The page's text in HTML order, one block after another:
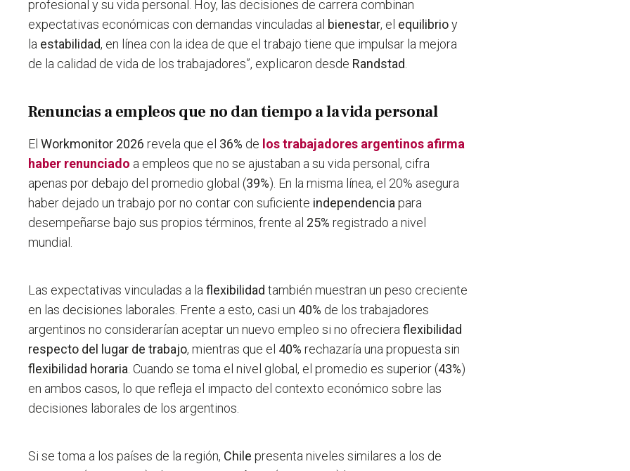
profesional y su vida personal. Hoy, las decisiones de carrera combinan
expectativas económicas con demandas vinculadas al bienestar, el equilibrioy
la estabilidad, en línea con la idea de que el trabajo tiene que impulsar la mejora
de la calidad de vida de los trabajadores”, explicaron desde Randstad.
Renuncias a empleos que no dan tiempo a la vida personal
ElWorkmonitor 2026 revela que el 36% de los trabajadores argentinos afirma
haber renunciado a empleos que no se ajustaban a su vida personal, cifra
apenas por debajo del promedio global (39%). En la misma línea, el 20% asegura
haber dejado un trabajo por no contar con suficiente independenciapara
desempeñarse bajo sus propios términos, frente al 25% registrado a nivel
mundial.
Las expectativas vinculadas a laflexibilidad también muestran un peso creciente
en las decisiones laborales. Frente a esto, casi un 40% de los trabajadores
argentinos no considerarían aceptar un nuevo empleo si no ofrecieraflexibilidad
respecto del lugar de trabajo, mientras que el 40% rechazaría una propuesta sin
flexibilidad horaria. Cuando se toma el nivel global, el promedio es superior (43%)
en ambos casos, lo que refleja el impacto del contexto económico sobre las
decisiones laborales de los argentinos.
Si se toma a los países de la región, Chile presenta niveles similares a los de